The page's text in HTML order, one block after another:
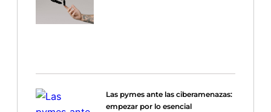
Las pymes ante las ciberamenazas:
empezar por lo esencial